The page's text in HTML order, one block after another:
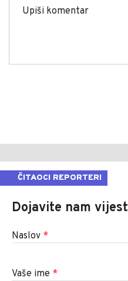
ČITAOCI REPORTERI
Dojavite nam vijest
Naslov *
Vaše ime *